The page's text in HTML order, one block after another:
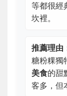
等都很經
坎裡。
推薦理由
糖粉粿獨
美食的甜
客多，但